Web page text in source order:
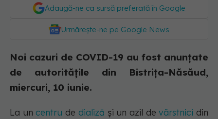
Adaugă-ne ca sursă preferată în Google
Urmărește-ne pe Google News
Noi cazuri de COVID-19 au fost anunțate
de autoritățile din Bistrița-Năsăud,
miercuri, 10 iunie.
La un centru de dializă și un azil de vârstnici din